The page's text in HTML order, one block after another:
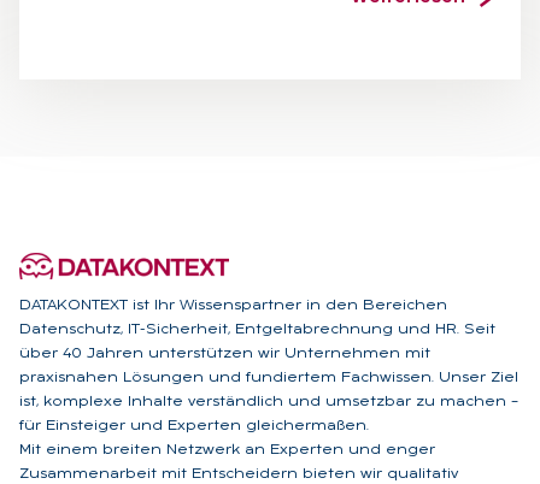
DATAKONTEXT ist Ihr Wissenspartner in den Bereichen
Datenschutz, IT-Sicherheit, Entgeltabrechnung und HR. Seit
über 40 Jahren unterstützen wir Unternehmen mit
praxisnahen Lösungen und fundiertem Fachwissen. Unser Ziel
ist, komplexe Inhalte verständlich und umsetzbar zu machen –
für Einsteiger und Experten gleichermaßen.
Mit einem breiten Netzwerk an Experten und enger
Zusammenarbeit mit Entscheidern bieten wir qualitativ